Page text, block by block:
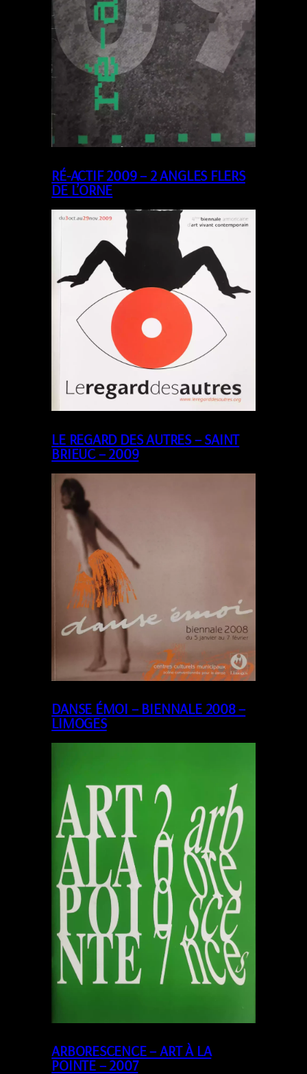
RÉ-ACTIF 2009 – 2 ANGLES FLERS
DE L’ORNE
LE REGARD DES AUTRES – SAINT
BRIEUC – 2009
DANSE ÉMOI – BIENNALE 2008 –
LIMOGES
ARBORESCENCE – ART À LA
POINTE – 2007